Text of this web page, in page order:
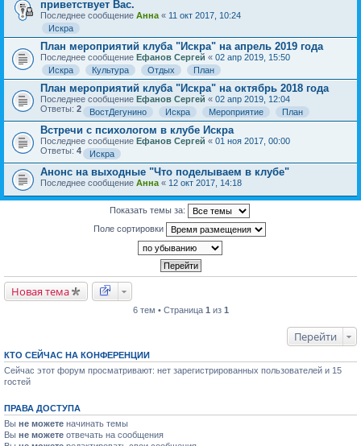
приветствует Вас.
Последнее сообщение Анна « 11 окт 2017, 10:24
Искра
План мероприятий клуба "Искра" на апрель 2019 года
Последнее сообщение Ефанов Сергей « 02 апр 2019, 15:50
Искра
Культура Отдых План
План мероприятий клуба "Искра" на октябрь 2018 года
Последнее сообщение Ефанов Сергей « 02 апр 2019, 12:04
Ответы: 2 ВостДегунино Искра Мероприятие План
Встречи с психологом в клубе Искра
Последнее сообщение Ефанов Сергей « 01 ноя 2017, 00:00
Ответы: 4 Искра
Анонс на выходные "Что поделываем в клубе"
Последнее сообщение Анна « 12 окт 2017, 14:18
Показать темы за:
Поле сортировки
Новая тема
6 тем • Страница 1 из 1
Перейти
КТО СЕЙЧАС НА КОНФЕРЕНЦИИ
Сейчас этот форум просматривают: нет зарегистрированных пользователей и 15
гостей
ПРАВА ДОСТУПА
Вы не можете начинать темы
Вы не можете отвечать на сообщения